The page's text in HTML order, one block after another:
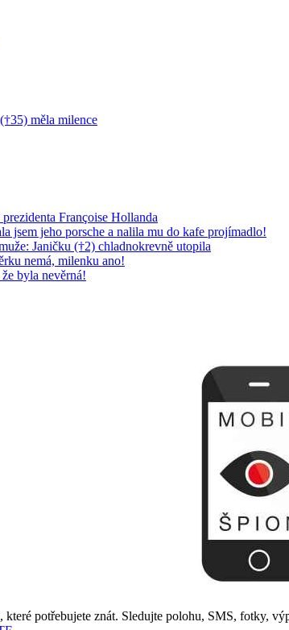
měla milence
Françoise Hollanda
jsem jeho porsche a nalila mu do kafe projímadlo!
Janičku (†2) chladnokrevně utopila
nemá, milenku ano!
byla nevěrná!
potřebujete znát. Sledujte polohu, SMS, fotky,